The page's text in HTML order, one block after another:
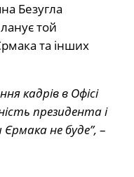
Безугла
той
та інших
кадрів в Офісі
президента і
не буде”, –